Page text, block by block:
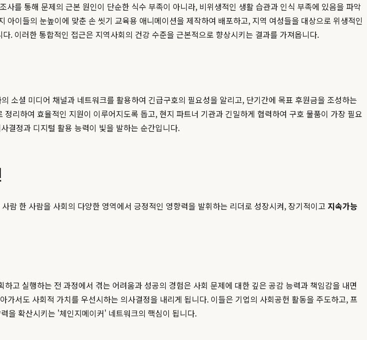
를 통해 문제의 근본 원인이 단순한 식수 부족이 아니라, 비위생적인 생활 습관과 인식 부족에 있음을 파악
이들의 눈높이에 맞춘 손 씻기 교육용 애니메이션을 제작하여 배포하고, 지역 여성들을 대상으로 위생적인
. 이러한 통합적인 접근은 지역사회의 건강 수준을 근본적으로 향상시키는 결과를 가져옵니다.
소셜 미디어 채널과 네트워크를 활용하여 긴급구호의 필요성을 알리고, 단기간에 목표 후원금을 조성하는
리하여 효율적인 지원이 이루어지도록 돕고, 현지 파트너 기관과 긴밀하게 협력하여 구호 물품이 가장 필요
결정과 디지털 활용 능력이 빛을 발하는 순간입니다.
람 한 사람을 사회의 다양한 영역에서 긍정적인 영향력을 발휘하는 리더로 성장시켜, 장기적이고 지속가능
고 실행하는 전 과정에서 겪는 어려움과 성공의 경험은 사회 문제에 대한 깊은 공감 능력과 책임감을 내면
서도 사회적 가치를 우선시하는 의사결정을 내리게 됩니다. 이들은 기업의 사회공헌 활동을 주도하고, 프
을 확산시키는 '체인지메이커' 네트워크의 핵심이 됩니다.